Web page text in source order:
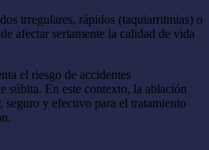
irregulares, rápidos (taquiarritmias) o
afectar seriamente la calidad de vida
el riesgo de accidentes
súbita. En este contexto, la ablación
seguro y efectivo para el tratamiento